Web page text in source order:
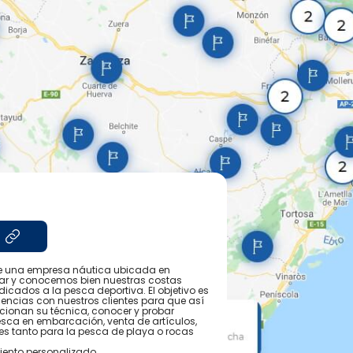
una empresa náutica ubicada en
y conocemos bien nuestras costas
a la pesca deportiva. El objetivo es
con nuestros clientes para que así
su técnica, conocer y probar
en embarcación, venta de artículos,
tanto para la pesca de playa o rocas